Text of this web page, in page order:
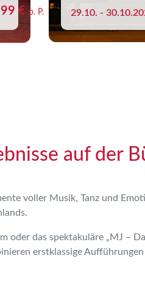
€p. P. 29.10. -
auf der
voller Musik, Tanz und
oder das spektakuläre „MJ –
erstklassige